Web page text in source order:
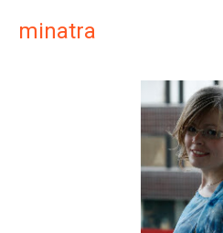
minatra